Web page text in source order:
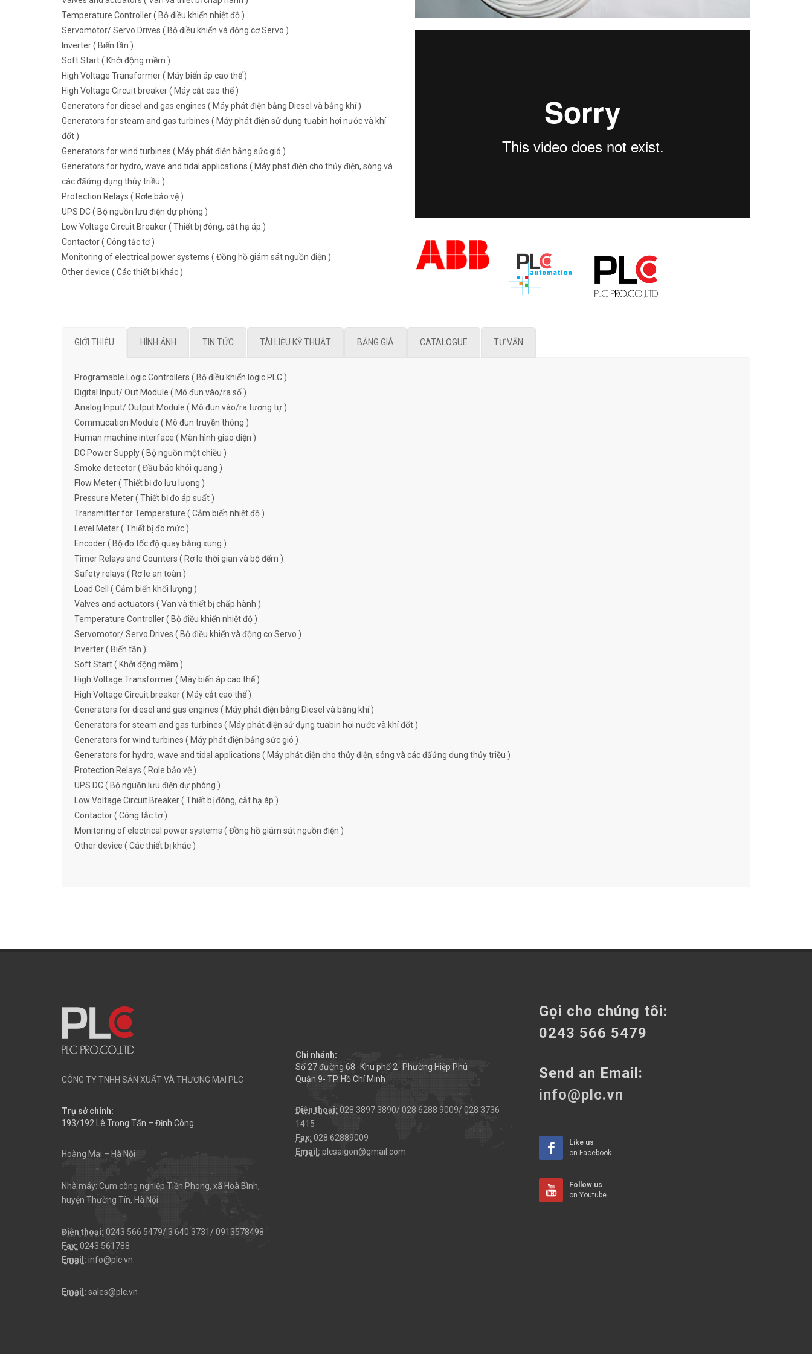
Temperature Controller ( Bộ điều khiển nhiệt độ )
Servomotor/ Servo Drives ( Bộ điều khiển và động cơ Servo )
Inverter ( Biến tần )
Soft Start ( Khởi động mềm )
High Voltage Transformer ( Máy biến áp cao thế )
High Voltage Circuit breaker ( Máy cắt cao thế )
Generators for diesel and gas engines ( Máy phát điện bằng Diesel và bằng khí )
Generators for steam and gas turbines ( Máy phát điện sử dụng tuabin hơi nước và khí
đốt )
Generators for wind turbines ( Máy phát điện bằng sức gió )
Generators for hydro, wave and tidal applications ( Máy phát điện cho thủy điện, sóng và
các đấứng dụng thủy triều )
Protection Relays ( Rơle bảo vệ )
UPS DC ( Bộ nguồn lưu điện dự phòng )
Low Voltage Circuit Breaker ( Thiết bị đóng, cắt hạ áp )
Contactor ( Công tắc tơ )
Monitoring of electrical power systems ( Đồng hồ giám sát nguồn điện )
Other device ( Các thiết bị khác )
GIỚI THIỆU HÌNH ẢNH TIN TỨC TÀI LIỆU KỸ THUẬT BẢNG GIÁ CATALOGUE TƯ VẤN
Programable Logic Controllers ( Bộ điều khiển logic PLC )
Digital Input/ Out Module ( Mô đun vào/ra số )
Analog Input/ Output Module ( Mô đun vào/ra tương tự )
Commucation Module ( Mô đun truyền thông )
Human machine interface ( Màn hình giao diện )
DC Power Supply ( Bộ nguồn một chiều )
Smoke detector ( Đầu báo khói quang )
Flow Meter ( Thiết bị đo lưu lượng )
Pressure Meter ( Thiết bị đo áp suất )
Transmitter for Temperature ( Cảm biến nhiệt độ )
Level Meter ( Thiết bị đo mức )
Encoder ( Bộ đo tốc độ quay bằng xung )
Timer Relays and Counters ( Rơ le thời gian và bộ đếm )
Safety relays ( Rơ le an toàn )
Load Cell ( Cảm biến khối lượng )
Valves and actuators ( Van và thiết bị chấp hành )
Temperature Controller ( Bộ điều khiển nhiệt độ )
Servomotor/ Servo Drives ( Bộ điều khiển và động cơ Servo )
Inverter ( Biến tần )
Soft Start ( Khởi động mềm )
High Voltage Transformer ( Máy biến áp cao thế )
High Voltage Circuit breaker ( Máy cắt cao thế )
Generators for diesel and gas engines ( Máy phát điện bằng Diesel và bằng khí )
Generators for steam and gas turbines ( Máy phát điện sử dụng tuabin hơi nước và khí đốt )
Generators for wind turbines ( Máy phát điện bằng sức gió )
Generators for hydro, wave and tidal applications ( Máy phát điện cho thủy điện, sóng và các đấứng dụng thủy triều )
Protection Relays ( Rơle bảo vệ )
UPS DC ( Bộ nguồn lưu điện dự phòng )
Low Voltage Circuit Breaker ( Thiết bị đóng, cắt hạ áp )
Contactor ( Công tắc tơ )
Monitoring of electrical power systems ( Đồng hồ giám sát nguồn điện )
Other device ( Các thiết bị khác )
CÔNG TY TNHH SẢN XUẤT VÀ THƯƠNG MẠI PLC
Trụ sở chính:
193/192 Lê Trọng Tấn – Định Công
Hoàng Mai – Hà Nội
Nhà máy: Cụm công nghiệp Tiền Phong, xã Hoà Bình,
huyện Thường Tín, Hà Nội
Điện thoại: 0243 566 5479/ 3 640 3731/ 0913578498
Fax: 0243 561788
Email: info@plc.vn
Email: sales@plc.vn
Chi nhánh:
Số 27 đường 68 -Khu phố 2- Phường Hiệp Phú
Quận 9- TP. Hồ Chí Minh
Điện thoại: 028 3897 3890/ 028 6288 9009/ 028 3736
1415
Fax: 028.62889009
Email: plcsaigon@gmail.com
Gọi cho chúng tôi:
0243 566 5479
Send an Email:
info@plc.vn
Like us
on Facebook
Follow us
on Youtube